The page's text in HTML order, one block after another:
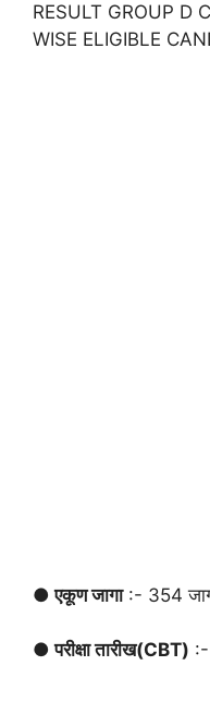
RESULT GROUP D
WISE ELIGIBLE
● एकूण जागा:- 354
● परीक्षा तारीख(CBT)